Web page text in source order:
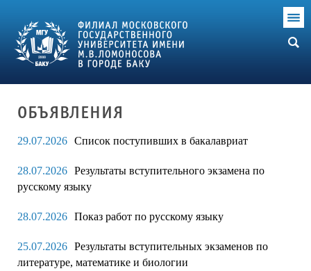
ОБЪЯВЛЕНИЯ
29.07.2026 Список поступивших в бакалавриат
28.07.2026 Результаты вступительного экзамена по
русскому языку
28.07.2026 Показ работ по русскому языку
25.07.2026 Результаты вступительных экзаменов по
литературе, математике и биологии